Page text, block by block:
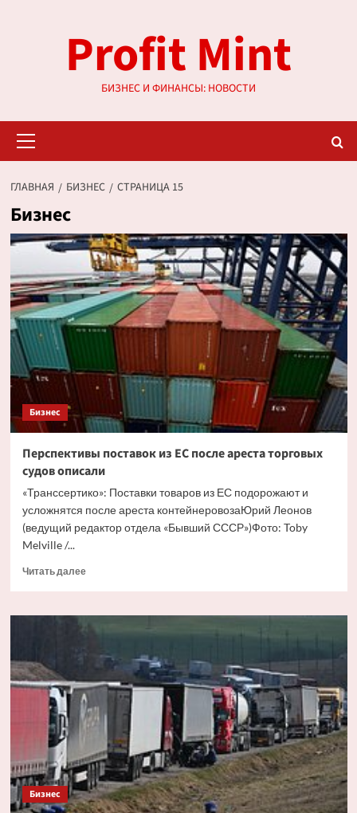
содержимомуProfit Mint
БИЗНЕС И ФИНАНСЫ: НОВОСТИ
меню
ГЛАВНАЯ БИЗНЕС СТРАНИЦА 15
Бизнес
Бизнес
Перспективы поставок из ЕС после ареста торговых
судов описали
«Транссертико»: Поставки товаров из ЕС подорожают и
усложнятся после ареста контейнеровозаЮрий Леонов
(ведущий редактор отдела «Бывший СССР»)Фото: Toby
Melville /...
Читать далееПрочитать
Перспективы
поставок
ЕС
ареста
торговых
судов
описали
Бизнес